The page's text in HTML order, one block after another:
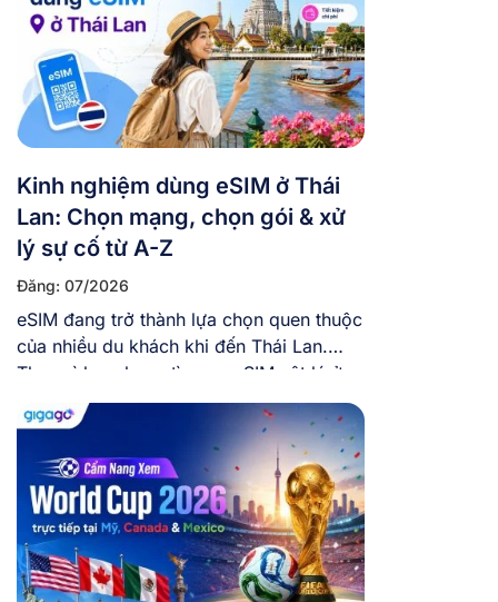
Kinh nghiệm dùng eSIM ở Thái
Lan: Chọn mạng, chọn gói & xử
lý sự cố từ A-Z
Đăng: 07/2026
eSIM đang trở thành lựa chọn quen thuộc
của nhiều du khách khi đến Thái Lan.
Thay vì loay hoay tìm mua SIM vật lý ở
sân bay, việc chủ động mua eSIM trực
tuyến và cài eSIM sẵn trong máy trước
khi bay giúp bạn tiết kiệm thời gian và có
mạng ngay khi […]